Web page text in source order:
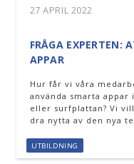
27 APRIL 2022
FRÅGA EXPERTEN:
APPAR
Hur får vi våra
använda smarta
eller surfplattan? Vi
dra nytta av den nya
UTBILDNING